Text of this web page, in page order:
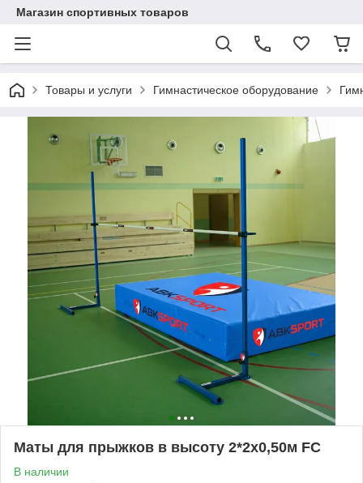
Магазин спортивных товаров
Товары и услуги Гимнастическое оборудование
Маты для прыжков в высоту 2*2х0,50м FC
В наличии